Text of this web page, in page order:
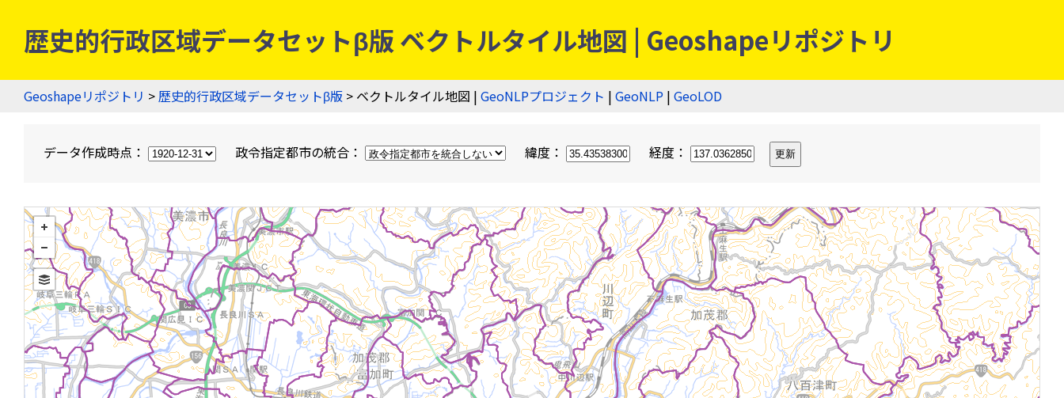
歴史的行政区域データセットβ版 ベクトルタイル地図 | Geoshapeリポジトリ
Geoshapeリポジトリ >歴史的行政区域データセットβ版 > ベクトルタイル地図 | GeoNLPプロジェクト | GeoNLP | GeoLOD
データ作成時点： 政令指定都市の統合： 緯度： 経度：